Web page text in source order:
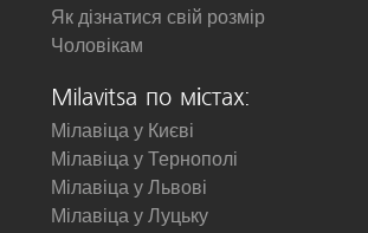
Як дізнатися свій розмір
Чоловікам
Milavitsa по містах:
Мілавіца у Києві
Мілавіца у Тернополі
Мілавіца у Львові
Мілавіца у Луцьку